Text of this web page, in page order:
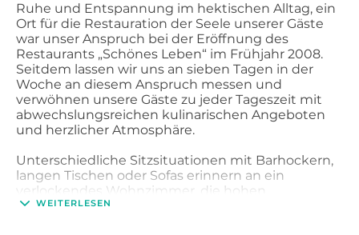
Ruhe und Entspannung im hektischen Alltag, ein
Ort für die Restauration der Seele unserer Gäste
war unser Anspruch bei der Eröffnung des
Restaurants „Schönes Leben“ im Frühjahr 2008.
Seitdem lassen wir uns an sieben Tagen in der
Woche an diesem Anspruch messen und
verwöhnen unsere Gäste zu jeder Tageszeit mit
abwechslungsreichen kulinarischen Angeboten
und herzlicher Atmosphäre.
Unterschiedliche Sitzsituationen mit Barhockern,
langen Tischen oder Sofas erinnern an ein
verlockendes Wohnzimmer, die hohen
Sprossenfenster lassen die Blicke auf die
WEITERLESEN